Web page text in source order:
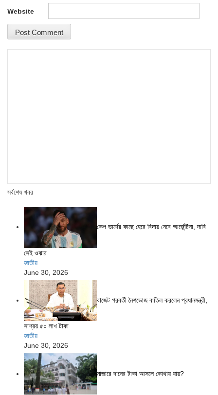
Website
সর্বশেষ খবর
কেপ ভার্দের কাছে হেরে বিদায় নেবে আর্জেন্টিনা, দাবি
সেই ওঝার
জাতীয়
June 30, 2026
বাজেট পরবর্তী নৈশভোজ বাতিল করলেন প্রধানমন্ত্রী,
সাশ্রয় ৫০ লাখ টাকা
জাতীয়
June 30, 2026
মাজারে দানের টাকা আসলে কোথায় যায়?